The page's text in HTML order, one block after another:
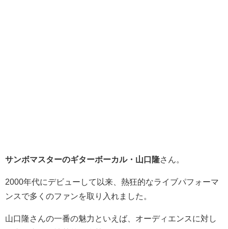
サンボマスターのギターボーカル・山口隆さん。
2000年代にデビューして以来、熱狂的なライブパフォーマ
ンスで多くのファンを取り入れました。
山口隆さんの一番の魅力といえば、オーディエンスに対し